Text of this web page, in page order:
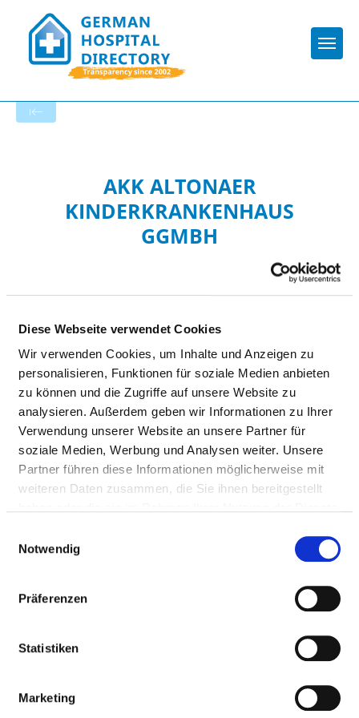
Diese Webseite verwendet Cookies
Wir verwenden Cookies, um Inhalte und Anzeigen zu
personalisieren, Funktionen für soziale Medien anbieten
zu können und die Zugriffe auf unsere Website zu
analysieren. Außerdem geben wir Informationen zu Ihrer
Verwendung unserer Website an unsere Partner für
soziale Medien, Werbung und Analysen weiter. Unsere
Partner führen diese Informationen möglicherweise mit
weiteren Daten zusammen, die Sie ihnen bereitgestellt
Notwendig
Präferenzen
Statistiken
Marketing
AKK ALTONAER
KINDERKRANKENHAUS
GGMBH
Appropriately:
Doctors (m/f)
NURSING STAFF
assigned to a specialist department are recorded
overall for the hospital.
PROFESSIONAL
EXPLANATION